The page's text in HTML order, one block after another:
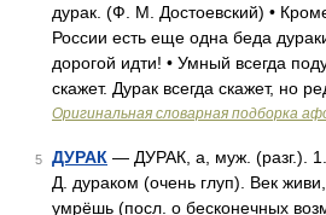
дурак. (Ф. М. Достоевский) •
России есть еще одна беда
дорогой идти! • Умный всегда
скажет. Дурак всегда скажет, но
Оригинальная словарная подборка
5 ДУРАК — ДУРАК, а, муж. (разг.). 1.
Д. дураком (очень глуп). Век
умрёшь (посл. о бесконечных